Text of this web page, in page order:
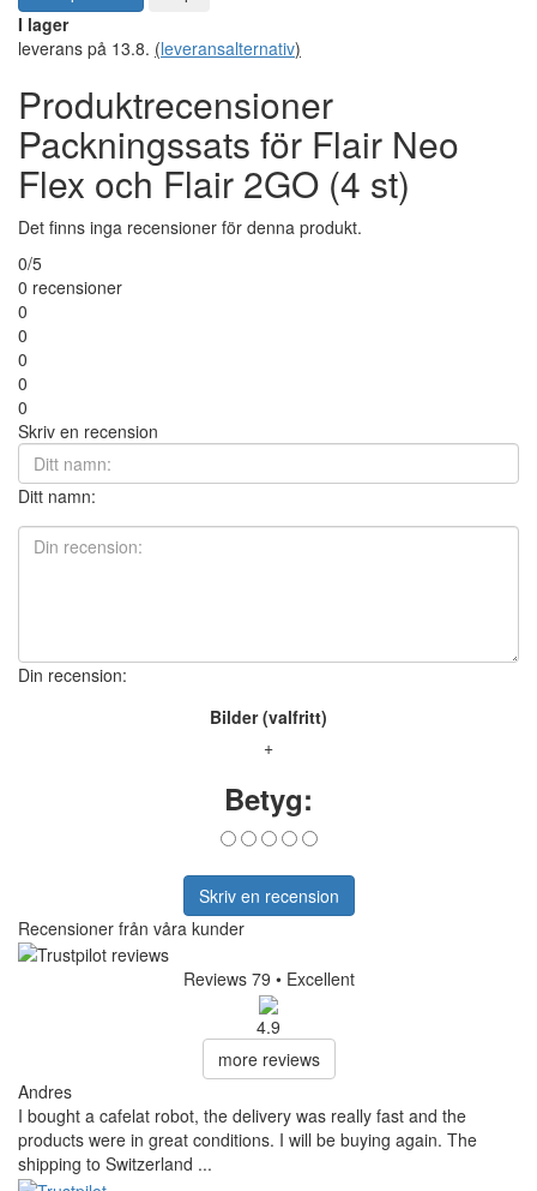
I lager
leverans på 13.8. (leveransalternativ)
Produktrecensioner
Packningssats för Flair Neo
Flex och Flair 2GO (4 st)
Det finns inga recensioner för denna produkt.
0/5
0 recensioner
0
0
0
0
0
Skriv en recension
Ditt namn:
Din recension:
Bilder (valfritt)
+
Betyg:
Skriv en recension
Recensioner från våra kunder
Reviews 79 • Excellent
4.9
more reviews
Andres
I bought a cafelat robot, the delivery was really fast and the
products were in great conditions. I will be buying again. The
shipping to Switzerland ...